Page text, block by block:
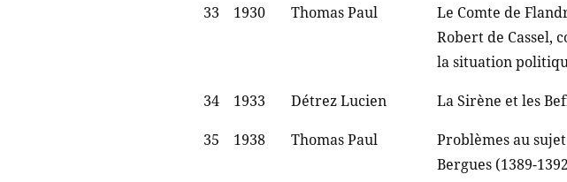
33
1930 Thomas Paul
Le Comte de
Robert de Cassel,
la situation
34 1933 Détrez Lucien La Sirène et les
35
1938 Thomas Paul
Problèmes au
Bergues (1389-